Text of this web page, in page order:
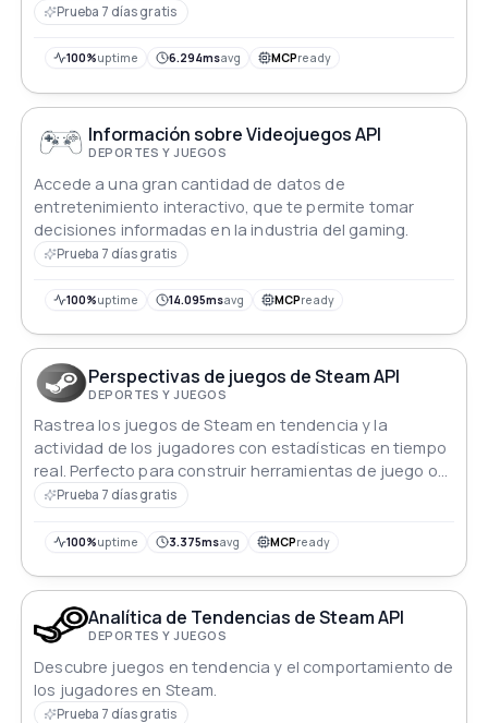
Prueba 7 días gratis
100%uptime 6.294msavg MCPready
Información sobre Videojuegos API
DEPORTES Y JUEGOS
Accede a una gran cantidad de datos de
entretenimiento interactivo, que te permite tomar
decisiones informadas en la industria del gaming.
Prueba 7 días gratis
100%uptime 14.095msavg MCPready
Perspectivas de juegos de Steam API
DEPORTES Y JUEGOS
Rastrea los juegos de Steam en tendencia y la
actividad de los jugadores con estadísticas en tiempo
real. Perfecto para construir herramientas de juego o
analizar el comportamiento de los jugadores.
Prueba 7 días gratis
100%uptime 3.375msavg MCPready
Analítica de Tendencias de Steam API
DEPORTES Y JUEGOS
Descubre juegos en tendencia y el comportamiento de
los jugadores en Steam.
Prueba 7 días gratis